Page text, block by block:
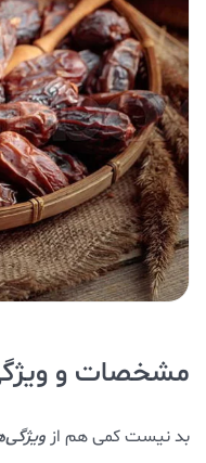
مشخصات و
بد نیست کمی هم از